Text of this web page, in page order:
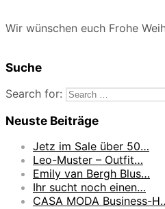
Wir wünschen euch Frohe
Suche
Search for:
Neuste Beiträge
Jetz im Sale über 50…
Leo-Muster – Outfit…
Emily van Bergh Blus…
Ihr sucht noch einen…
CASA MODA Business-